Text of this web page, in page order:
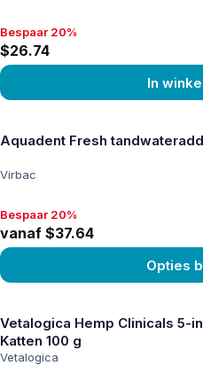
Bespaar 20%, $26.74
Bespaar 20%
$26.74
In
Aquadent Fresh
Virbac
Bespaar 20%, vanaf $37.64
Bespaar 20%
vanaf $37.64
Opties
Vetalogica Hemp Clinicals 5-
Katten 100 g
Vetalogica